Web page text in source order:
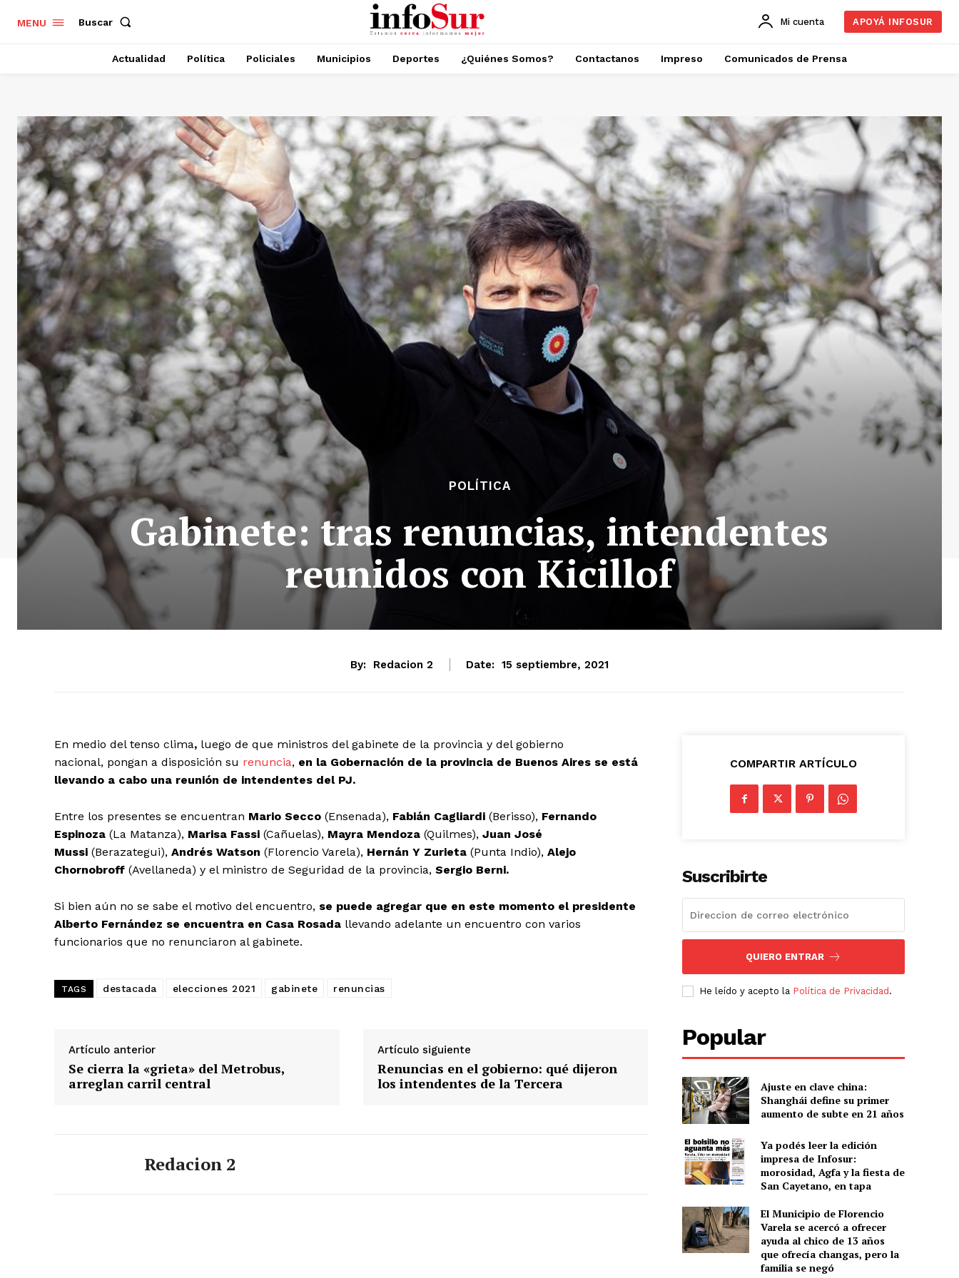
MENU Buscar Mi cuenta APOYÁ INFOSUR
Actualidad Política Policiales Municipios Deportes ¿Quiénes Somos? Contactanos Impreso Comunicados de Prensa
POLÍTICA
Gabinete: tras renuncias, intendentes
reunidos con Kicillof
By: Redacion 2 Date: 15 septiembre, 2021
En medio del tenso clima, luego de que ministros del gabinete de la provincia y del gobierno
nacional, pongan a disposición su renuncia, en la Gobernación de la provincia de Buenos Aires se está
llevando a cabo una reunión de intendentes del PJ.
Entre los presentes se encuentran Mario Secco (Ensenada), Fabián Cagliardi (Berisso), Fernando
Espinoza (La Matanza), Marisa Fassi (Cañuelas), Mayra Mendoza (Quilmes), Juan José
Mussi (Berazategui), Andrés Watson (Florencio Varela), Hernán Y Zurieta (Punta Indio), Alejo
Chornobroff (Avellaneda) y el ministro de Seguridad de la provincia, Sergio Berni.
Si bien aún no se sabe el motivo del encuentro, se puede agregar que en este momento el presidente
Alberto Fernández se encuentra en Casa Rosada llevando adelante un encuentro con varios
funcionarios que no renunciaron al gabinete.
TAGS destacada elecciones 2021 gabinete renuncias
Artículo anterior
Se cierra la «grieta» del Metrobus,
arreglan carril central
Artículo siguiente
Renuncias en el gobierno: qué dijeron
los intendentes de la Tercera
Redacion 2
COMPARTIR ARTÍCULO
Suscribirte
QUIERO ENTRAR
He leído y acepto la Política de Privacidad .
Popular
Ajuste en clave china:
Shanghái define su primer
aumento de subte en 21 años
Ya podés leer la edición
impresa de Infosur:
morosidad, Agfa y la fiesta de
San Cayetano, en tapa
El Municipio de Florencio
Varela se acercó a ofrecer
ayuda al chico de 13 años
que ofrecía changas, pero la
familia se negó